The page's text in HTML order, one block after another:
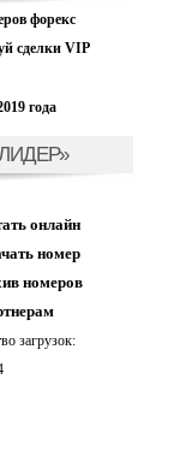
форекс
сделки VIP
года
онлайн
номер
номеров
загрузок: